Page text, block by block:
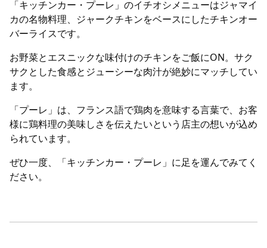
「キッチンカー・プーレ」のイチオシメニューはジャマイ
カの名物料理、ジャークチキンをベースにしたチキンオー
バーライスです。
お野菜とエスニックな味付けのチキンをご飯にON。サク
サクとした食感とジューシーな肉汁が絶妙にマッチしてい
ます。
「プーレ」は、フランス語で鶏肉を意味する言葉で、お客
様に鶏料理の美味しさを伝えたいという店主の想いが込め
られています。
ぜひ一度、「キッチンカー・プーレ」に足を運んでみてく
ださい。